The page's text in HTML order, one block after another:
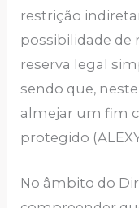
restrição
possibilidade de
reserva legal
sendo que,
almejar um fim
protegido
No âmbito do